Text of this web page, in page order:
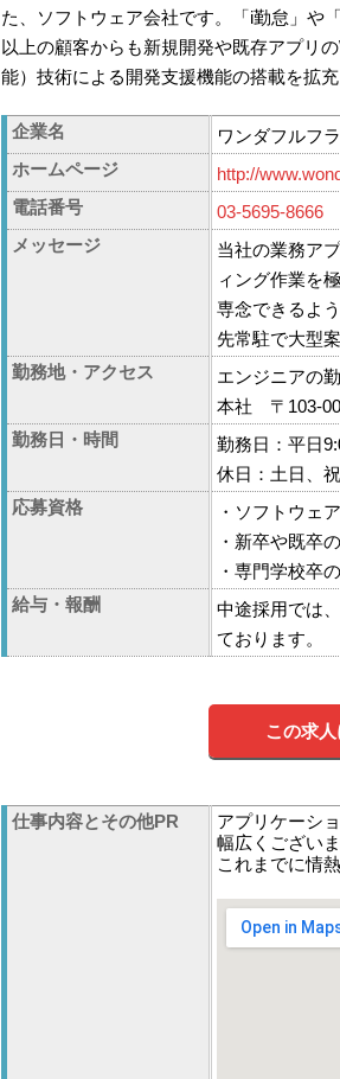
た、ソフトウェア会社です。「i勤怠」や
以上の顧客からも新規開発や既存アプリ
能）技術による開発支援機能の搭載を拡
企業名
ワンダフルフ
ホームページ
http://
電話番号
03-5695-8666
メッセージ
当社の業務ア
ィング作業を
専念できるよ
先常駐で大型
勤務地・アクセス
エンジニアの
本社 〒103-
勤務日・時間
勤務日：平日
休日：土日、
応募資格
・ソフトウェ
・新卒や既卒
・専門学校卒
給与・報酬
中途採用では
ております。
この求
仕事内容とその他PR
アプリケーシ
幅広くござい
これまでに情